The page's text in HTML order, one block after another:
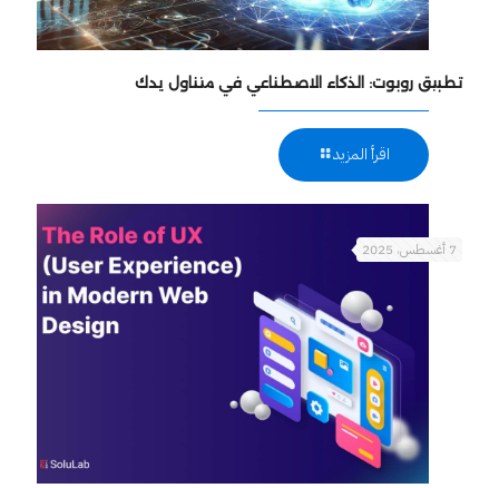
تطبيق روبوت: الذكاء الاصطناعي في متناول يدك
اقرأ المزيد
7 أغسطس، 2025